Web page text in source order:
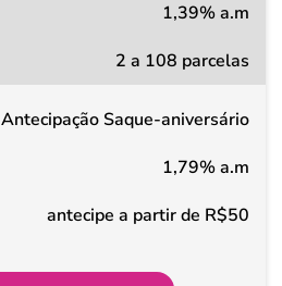
1,39% a.m
2 a 108 parcelas
Antecipação Saque-aniversário
1,79% a.m
antecipe a partir de R$50